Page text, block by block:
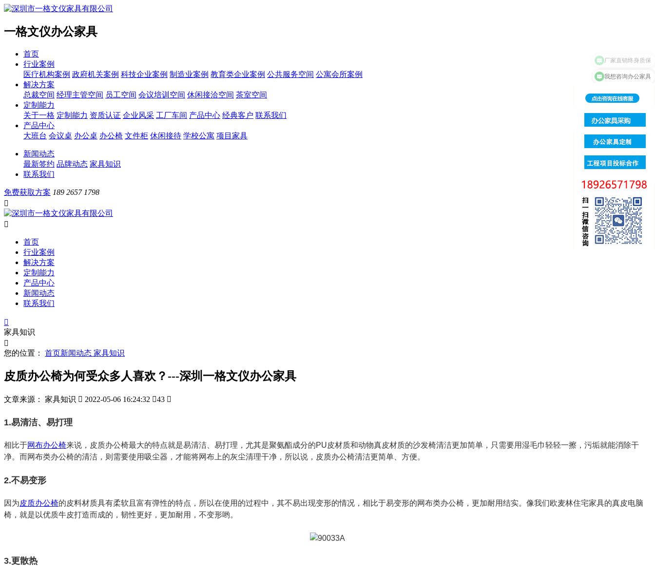
一格文仪办公家具
首页
行业案例
医疗机构案例 政府机关案例 科技企业案例 制造业案例 教育类企业案例 公共服务空间 公寓会所案例
解决方案
总裁空间 经理主管空间 员工空间 会议培训空间 休闲接洽空间 茶室空间
定制能力
关于一格 定制能力 资质认证 企业风采 工厂车间 产品中心 经典客户 联系我们
产品中心
大班台 会议桌 办公桌 办公椅 文件柜 休闲接待 学校公寓 项目家具
新闻动态
最新签约 品牌动态 家具知识
联系我们
免费获取方案 189 2657 1798


首页
行业案例
解决方案
定制能力
产品中心
新闻动态
联系我们

家具知识

您的位置：
首页新闻动态 家具知识
皮质办公椅为何受众多人喜欢？---深圳一格文仪办公家具
文章来源： 家具知识  2022-05-06 16:24:32 43 
1.易清洁、易打理
相比于网布办公椅来说，皮质办公椅最大的特点就是易清洁、易打理，尤其是聚氨酯成分的PU皮材质和动物真皮材质的沙发椅清洁更加简单，只需要用湿毛巾轻轻一擦，污垢就能消除干
净。而网布类办公椅的清洁，则需要使用吸尘器，才能将网布上的灰尘清理干净，所以说，皮质办公椅清洁更简单、方便。
2.不易变形
因为皮质办公椅的皮料材质具有柔软且富有弹性的特点，所以在使用的过程中，其不易出现变形的情况，相比于易变形的网布类办公椅，更加耐用结实。像我们欧麦林住宅家具的真皮电脑
椅，就是以优质牛皮打造而成的，韧性更好，更加耐用，不变形哟。
3.更散热
我想咨询办公家具